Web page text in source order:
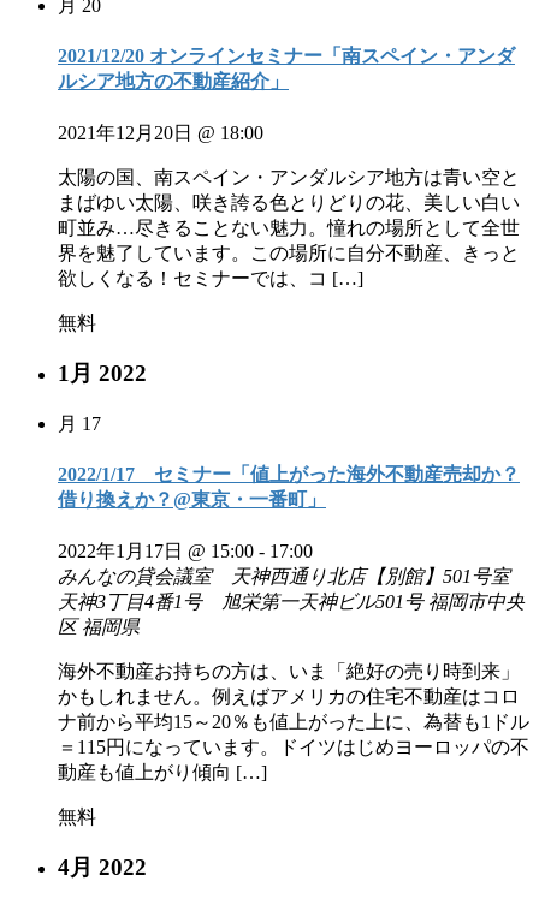
月 20
2021/12/20 オンラインセミナー「南スペイン・アンダ
ルシア地方の不動産紹介」
2021年12月20日 @ 18:00
太陽の国、南スペイン・アンダルシア地方は青い空と
まばゆい太陽、咲き誇る色とりどりの花、美しい白い
町並み…尽きることない魅力。憧れの場所として全世
界を魅了しています。この場所に自分不動産、きっと
欲しくなる！セミナーでは、コ […]
無料
1月 2022
月 17
2022/1/17 セミナー「値上がった海外不動産売却か？
借り換えか？@東京・一番町」
2022年1月17日 @ 15:00 - 17:00
みんなの貸会議室 天神西通り北店【別館】501号室
天神3丁目4番1号 旭栄第一天神ビル501号 福岡市中央
区 福岡県
海外不動産お持ちの方は、いま「絶好の売り時到来」
かもしれません。例えばアメリカの住宅不動産はコロ
ナ前から平均15～20％も値上がった上に、為替も1ドル
＝115円になっています。ドイツはじめヨーロッパの不
動産も値上がり傾向 […]
無料
4月 2022